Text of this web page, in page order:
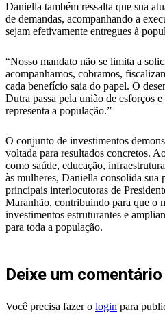
Daniella também ressalta que sua
de demandas, acompanhando a
sejam efetivamente entregues à
“Nosso mandato não se limita a
acompanhamos, cobramos,
cada benefício saia do papel. O
Dutra passa pela união de esforços
representa a população.”
O conjunto de investimentos
voltada para resultados concretos.
como saúde, educação,
às mulheres, Daniella consolida sua
principais interlocutoras de
Maranhão, contribuindo para que o
investimentos estruturantes e
para toda a população.
Deixe um comentário
Você precisa fazer o login para